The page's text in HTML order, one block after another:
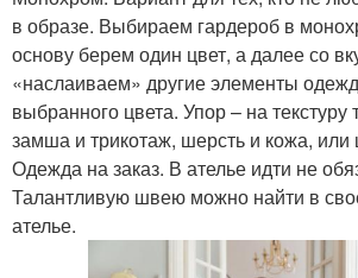
в образе. Выбираем гардероб в
основу берем один цвет, а далее со
«наслаиваем» другие элементы
выбранного цвета. Упор – на
замша и трикотаж, шерсть и кожа, или
Одежда на заказ. В ателье идти не
Талантливую швею можно найти в
ателье.